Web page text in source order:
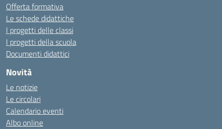
Offerta formativa
Le schede didattiche
I progetti delle classi
I progetti della scuola
Documenti didattici
Novità
Le notizie
Le circolari
Calendario eventi
Albo online